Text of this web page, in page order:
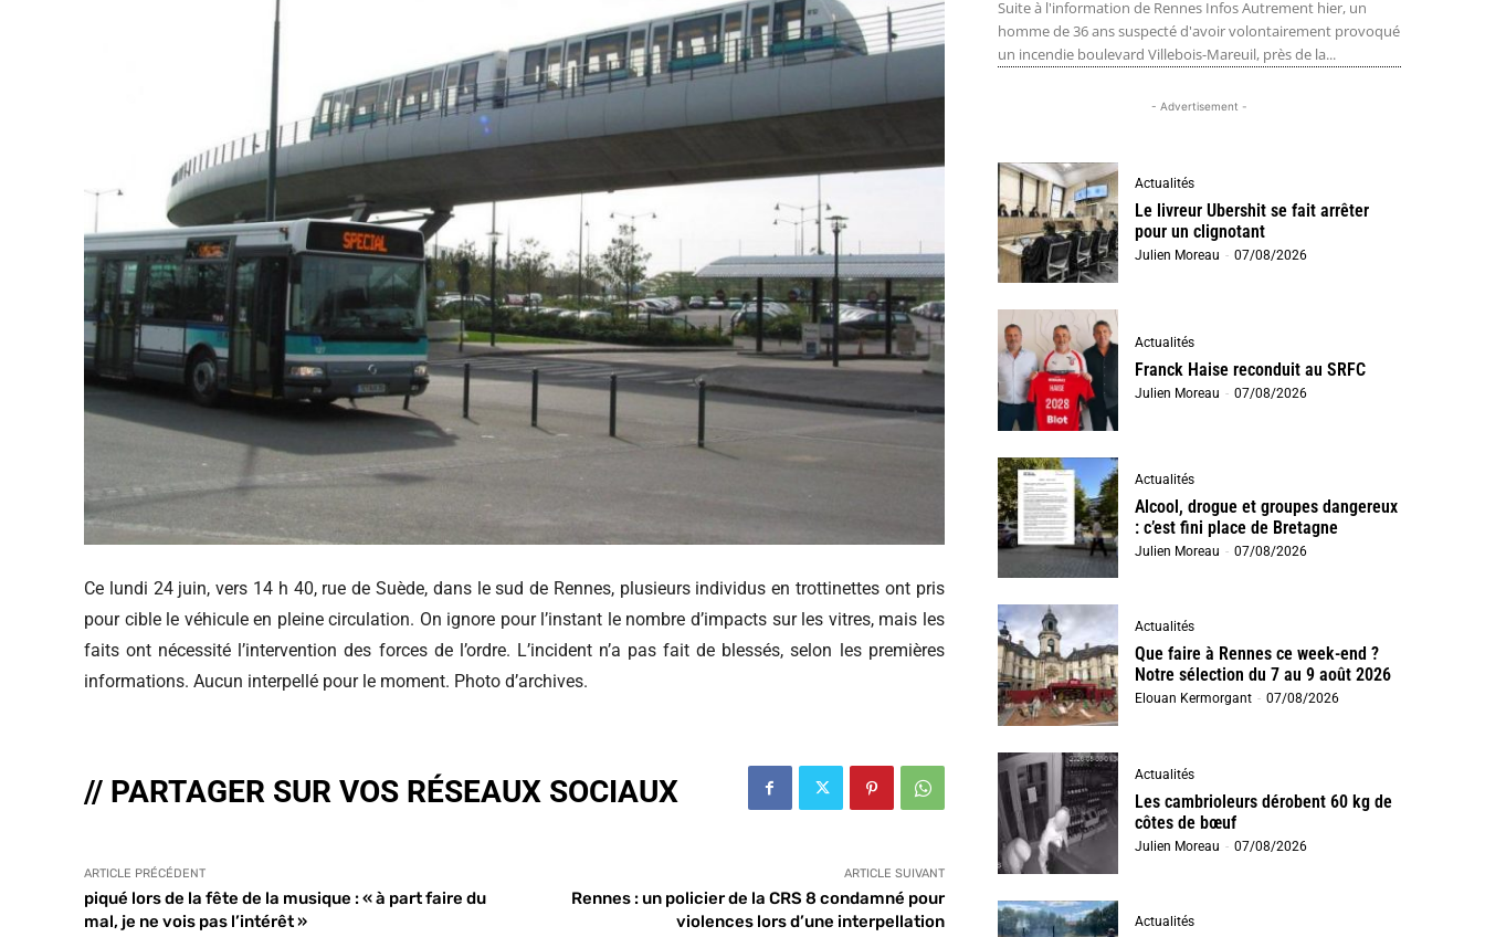
Ce lundi 24 juin, vers 14 h 40, rue de Suède, dans le sud de Rennes, plusieurs individus en trottinettes ont pris
pour cible le véhicule en pleine circulation. On ignore pour l’instant le nombre d’impacts sur les vitres, mais les
faits ont nécessité l’intervention des forces de l’ordre. L’incident n’a pas fait de blessés, selon les premières
informations. Aucun interpellé pour le moment. Photo d’archives.
// PARTAGER SUR VOS RÉSEAUX SOCIAUX
ARTICLE PRÉCÉDENT
piqué lors de la fête de la musique : « à part faire du
mal, je ne vois pas l’intérêt »
ARTICLE SUIVANT
Rennes : un policier de la CRS 8 condamné pour
violences lors d’une interpellation
Suite à l'information de Rennes Infos Autrement hier, un
homme de 36 ans suspecté d'avoir volontairement provoqué
un incendie boulevard Villebois-Mareuil, près de la...
- Advertisement -
Actualités
Le livreur Ubershit se fait arrêter
pour un clignotant
Julien Moreau - 07/08/2026
Actualités
Franck Haise reconduit au SRFC
Julien Moreau - 07/08/2026
Actualités
Alcool, drogue et groupes dangereux
: c’est fini place de Bretagne
Julien Moreau - 07/08/2026
Actualités
Que faire à Rennes ce week-end ?
Notre sélection du 7 au 9 août 2026
Elouan Kermorgant - 07/08/2026
Actualités
Les cambrioleurs dérobent 60 kg de
côtes de bœuf
Julien Moreau - 07/08/2026
Actualités